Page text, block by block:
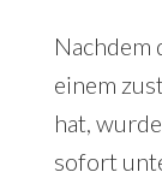
Nachdem
einem
hat,
sofort